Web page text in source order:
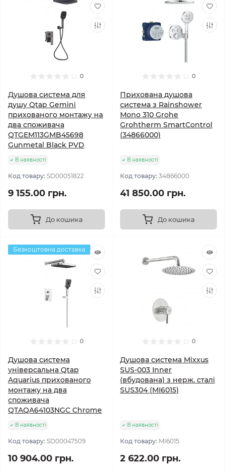
0
Душова система для
душу Qtap Gemini
прихованого монтажу на
два споживача
QTGEM113GMB45698
Gunmetal Black PVD
В наявності
Код товару: SD00051822
9 155.00 грн.
До кошика
0
Прихована душова
система з Rainshower
Mono 310 Grohe
Grohtherm SmartControl
(34866000)
В наявності
Код товару: 34866000
41 850.00 грн.
До кошика
Безкоштовна доставка
0
Душова система
універсальна Qtap
Aquarius прихованого
монтажу на два
споживача
QTAQA64103NGC Chrome
В наявності
Код товару: SD00047509
10 904.00 грн.
0
Душова система Mixxus
SUS-003 Inner
(вбудована) з нерж. сталі
SUS304 (MI6015)
В наявності
Код товару: MI6015
2 622.00 грн.